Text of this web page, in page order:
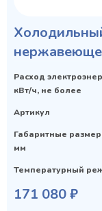
Расход
кВт/ч, не более
Артикул
Габаритные
мм
Температурный
171 080 ₽